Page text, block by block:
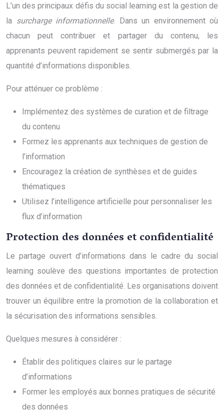
L’un des principaux défis du social learning est la gestion de
la surcharge informationnelle. Dans un environnement où
chacun peut contribuer et partager du contenu, les
apprenants peuvent rapidement se sentir submergés par la
quantité d’informations disponibles.
Pour atténuer ce problème :
Implémentez des systèmes de curation et de filtrage
du contenu
Formez les apprenants aux techniques de gestion de
l’information
Encouragez la création de synthèses et de guides
thématiques
Utilisez l’intelligence artificielle pour personnaliser les
flux d’information
Protection des données et confidentialité
Le partage ouvert d’informations dans le cadre du social
learning soulève des questions importantes de protection
des données et de confidentialité. Les organisations doivent
trouver un équilibre entre la promotion de la collaboration et
la sécurisation des informations sensibles.
Quelques mesures à considérer :
Établir des politiques claires sur le partage
d’informations
Former les employés aux bonnes pratiques de sécurité
des données